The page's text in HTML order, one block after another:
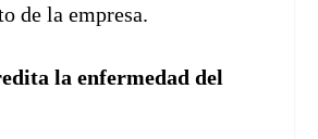
de la empresa.
la enfermedad del